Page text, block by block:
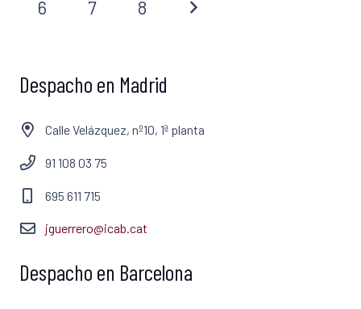
6 7 8
Despacho en Madrid
Calle Velázquez, nº10, 1ª planta
91 108 03 75
695 611 715
jguerrero@icab.cat
Despacho en Barcelona